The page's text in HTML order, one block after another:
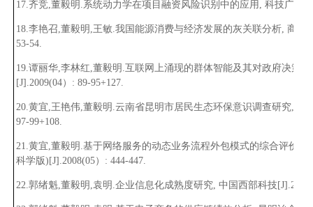
17.齐竞,董毅明.系统动力学在项目融资风险识别中的应用, 科技广场
18.李艳召,董毅明 ,王敏.我国能源消费与经济发展的灰关联分析, 商场
53-54.
19.谭丽华,李林红,董毅明.互联网上涌现的群体智能及其对政府决策
[J].2009(04）: 89-95+127.
20.黄宜,王艳伟,董毅明.云南省昆明市居民生态环保意识调查研究, 四
97-99+108.
21.黄宜,董毅明.基于网络服务的动态业务流程外包模式的综合评价,
科学版)[J].2008(05）: 444-447.
22.郭绪魁,董毅明 ,袁明.企业信息化成熟度研究, 中国西部科技